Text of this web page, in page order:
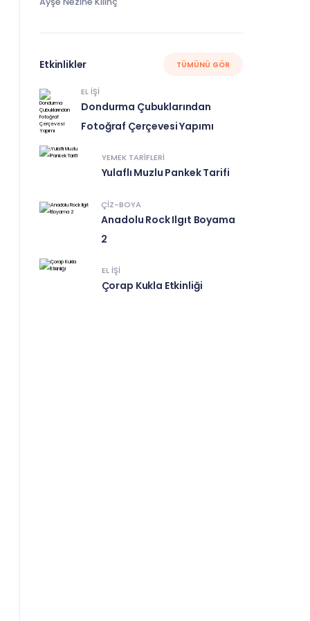
Etkinlikler TÜMÜNÜ GÖR
EL IŞI
Dondurma Çubuklarından
Fotoğraf Çerçevesi Yapımı
YEMEK TARIFLERI
Yulaflı Muzlu Pankek Tarifi
ÇIZ-BOYA
Anadolu Rock Ilgıt Boyama
2
EL IŞI
Çorap Kukla Etkinliği